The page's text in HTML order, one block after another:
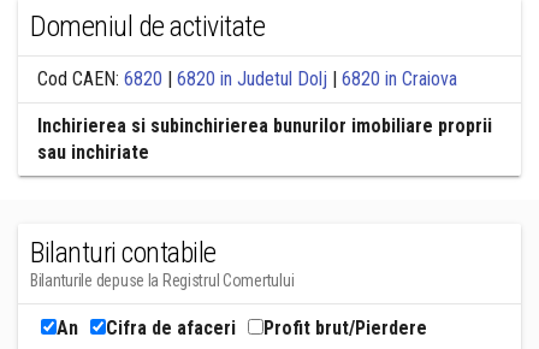
Domeniul de activitate
Cod CAEN: 6820 | 6820 in Judetul Dolj | 6820 in Craiova
Inchirierea si subinchirierea bunurilor imobiliare proprii
sau inchiriate
Bilanturi contabile
Bilanturile depuse la Registrul Comertului
An Cifra de afaceri
Profit brut/Pierdere